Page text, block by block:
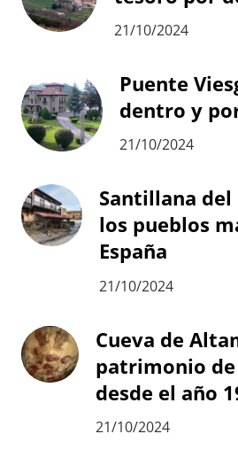
21/10/2024
Puente
dentro y
21/10/2024
Santillana del
los pueblos
España
21/10/2024
Cueva de
patrimonio
desde el año
21/10/2024